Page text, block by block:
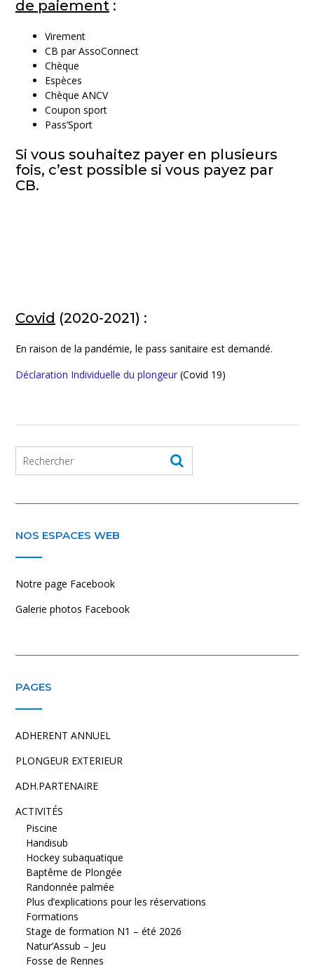
de paiement :
Virement
CB par AssoConnect
Chèque
Espèces
Chèque ANCV
Coupon sport
Pass’Sport
Si vous souhaitez payer en plusieurs
fois, c’est possible si vous payez par
CB.
Covid (2020-2021) :
En raison de la pandémie, le pass sanitaire est demandé.
Déclaration Individuelle du plongeur (Covid 19)
NOS ESPACES WEB
Notre page Facebook
Galerie photos Facebook
PAGES
ADHERENT ANNUEL
PLONGEUR EXTERIEUR
ADH.PARTENAIRE
ACTIVITÉS
Piscine
Handisub
Hockey subaquatique
Baptême de Plongée
Randonnée palmée
Plus d’explications pour les réservations
Formations
Stage de formation N1 – été 2026
Natur’Assub – Jeu
Fosse de Rennes